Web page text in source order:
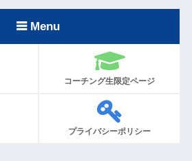
Menu
コーチング生限定ページ
プライバシーポリシー